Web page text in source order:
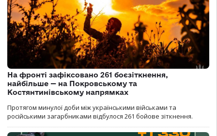
На фронті зафіксовано 261 боєзіткнення,
найбільше — на Покровському та
Костянтинівському напрямках
Протягом минулої доби між українськими військами та
російськими загарбниками відбулося 261 бойове зіткнення.